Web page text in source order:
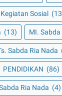
Kegiatan Sosial
(13) MI. Sabda
Sabda Ria Nada
PENDIDIKAN (86)
Ria Nada (4)